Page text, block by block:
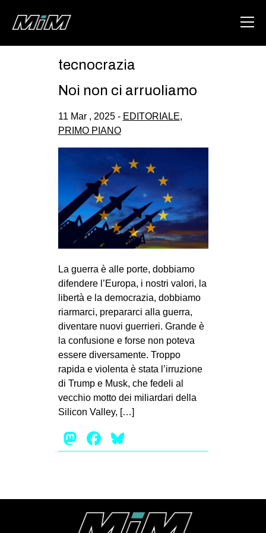
AREA
DEGENERAZIONE
GAZA FREESTYLE
CSOA LAMBRETTA
MSM
STUDENTI TSUNAMI
ZAM
MILANO
MOBILITAZIONI
SPAZI
SPORT POPOLARE
MOVIMENTI
AMBIENTE
ANTIFASCISMO
DIRITTO ALL’ABITARE
GENERI
REPRESSIONE
STUDENTI
tecnocrazia
Noi non ci arruoliamo
11 Mar , 2025 - EDITORIALE,
PRIMO PIANO
La guerra è alle porte, dobbiamo
difendere l’Europa, i nostri valori, la
libertà e la democrazia, dobbiamo
riarmarci, prepararci alla guerra,
diventare nuovi guerrieri. Grande è
la confusione e forse non poteva
essere diversamente. Troppo
rapida e violenta è stata l’irruzione
di Trump e Musk, che fedeli al
vecchio motto dei miliardari della
Silicon Valley, […]
Mastodon
Facebook